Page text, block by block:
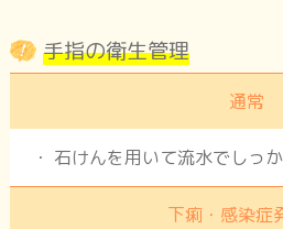
手指の衛生管理
通常
石けんを用いて流水でしっ
下痢・感染症